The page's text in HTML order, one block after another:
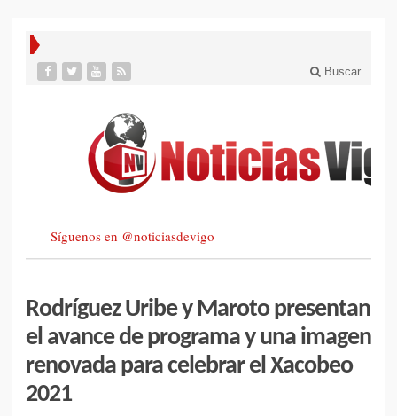
Buscar
Síguenos en @noticiasdevigo
Rodríguez Uribe y Maroto presentan
el avance de programa y una imagen
renovada para celebrar el Xacobeo
2021